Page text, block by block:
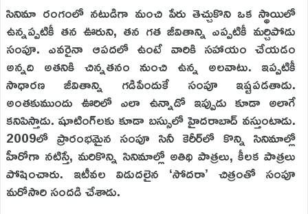
సినిమా రంగంలో నటుడిగా మంచి పేరు తెచ్చుకొని ఒక స్థాయిలో
ఉన్నప్పటికీ తన ఊరుని, తన గత జీవితాన్ని ఎప్పటికీ మర్చిపోడు
సంపూ. ఎవరైనా ఆపదలో ఉంటే వారికి సహాయం చేయడం
అన్నది అతనికి చిన్నతనం నుంచి ఉన్న అలవాటు. ఇప్పటికీ
సాధారణ జీవితాన్ని గడిపేందుకే సంపూ ఇష్టపడతాడు.
అంతకుముందు ఊరిలో ఎలా ఉన్నాడో ఇప్పుడు కూడా అలాగే
కనిపిస్తాడు. షూటింగ్‌లకు కూడా బస్సులో హైదరాబాద్‌ వస్తుంటాడు.
2009లో ప్రారంభమైన సంపూ సినీ కెరీర్‌లో కొన్ని సినిమాల్లో
హీరోగా నటిస్తే, మరికొన్ని సినిమాల్లో అతిథి పాత్రలు, కీలక పాత్రలు
పోషించారు. ఇటీవల విడుదలైన ‘సోదరా’ చిత్రంతో సంపూ
మరోసారి సందడి చేశాడు.